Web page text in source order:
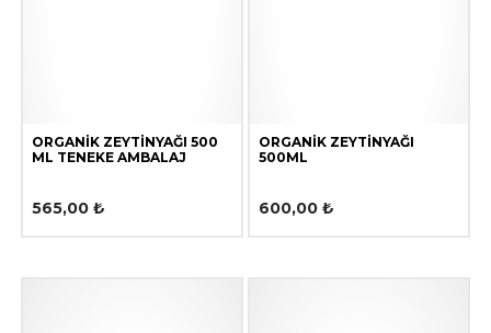
ORGANIK ZEYTINYAĞI 500
ML TENEKE AMBALAJ
565,00₺
ORGANIK ZEYTINYAĞI
500ML
600,00 ₺